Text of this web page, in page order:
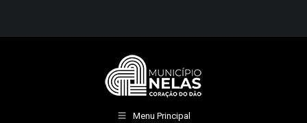
Menu Principal